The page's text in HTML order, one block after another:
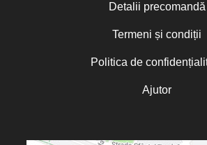
Detalii precomandă
Termeni și condiții
Politica de
Ajutor